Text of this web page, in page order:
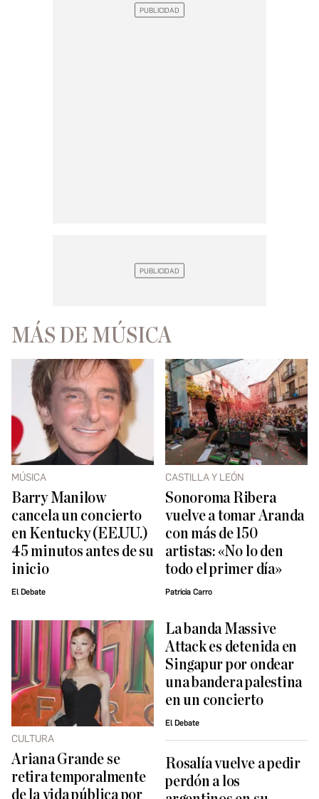
MÁS DE MÚSICA
MÚSICA
Barry Manilow
cancela un concierto
en Kentucky (EE.UU.)
45 minutos antes de su
inicio
El Debate
CASTILLA Y LEÓN
Sonoroma Ribera
vuelve a tomar Aranda
con más de 150
artistas: «No lo den
todo el primer día»
Patricia Carro
CULTURA
Ariana Grande se
retira temporalmente
de la vida pública por
La banda Massive
Attack es detenida en
Singapur por ondear
una bandera palestina
en un concierto
El Debate
Rosalía vuelve a pedir
perdón a los